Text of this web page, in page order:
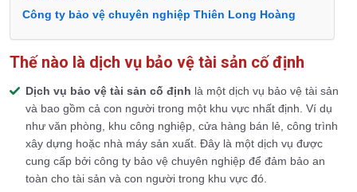
Công ty bảo vệ chuyên nghiệp Thiên Long Hoàng
Thế nào là dịch vụ bảo vệ tài sản cố định
Dịch vụ bảo vệ tài sản cố định là một dịch vụ bảo vệ tài sản
và bao gồm cả con người trong một khu vực nhất định. Ví dụ
như văn phòng, khu công nghiệp, cửa hàng bán lẻ, công trình
xây dựng hoặc nhà máy sản xuất. Đây là một dịch vụ được
cung cấp bởi công ty bảo vệ chuyên nghiệp để đảm bảo an
toàn cho tài sản và con người trong khu vực đó.